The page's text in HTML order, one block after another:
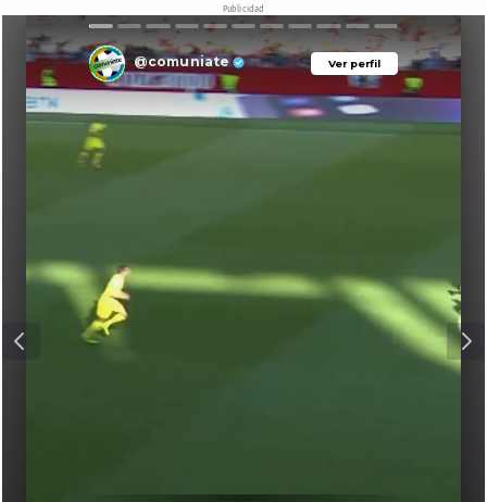
Publicidad
Ver perfil
@comuniate Ver perfil